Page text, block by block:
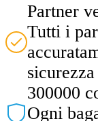
Partner
Tutti i
300000
Ogni